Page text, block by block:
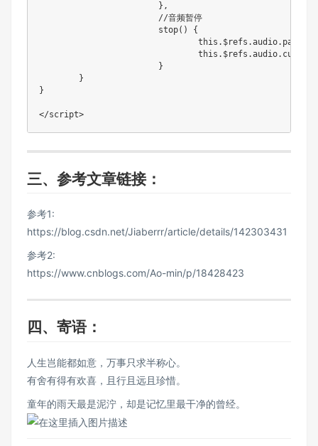
} ,
//音频暂停
stop( )
{
this . $refs .audio. pause
this . $refs .audio.
}
}
}
</script>
三、参考文章链接：
参考1:
https://blog.csdn.net/Jiaberrr/article/details/142303431
参考2:
https://www.cnblogs.com/Ao-min/p/18428423
四、寄语：
人生岂能都如意，万事只求半称心。
有舍有得有欢喜，且行且远且珍惜。
童年的雨天最是泥泞，却是记忆里最干净的曾经。